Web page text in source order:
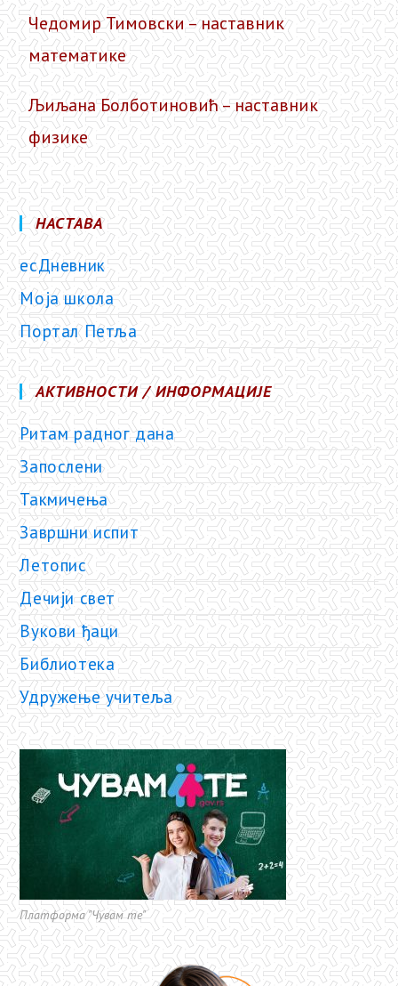
Чедомир Тимовски – наставник
математике
Љиљана Болботиновић – наставник
физике
НАСТАВА
есДневник
Моја школа
Портал Петља
АКТИВНОСТИ / ИНФОРМАЦИЈЕ
Ритам радног дана
Запослени
Такмичења
Завршни испит
Летопис
Дечији свет
Вукови ђаци
Библиотека
Удружење учитеља
Платформа "Чувам те"